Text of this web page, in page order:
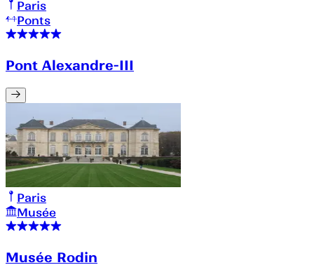
Paris
Ponts
Pont Alexandre-III
Paris
Musée
Musée Rodin